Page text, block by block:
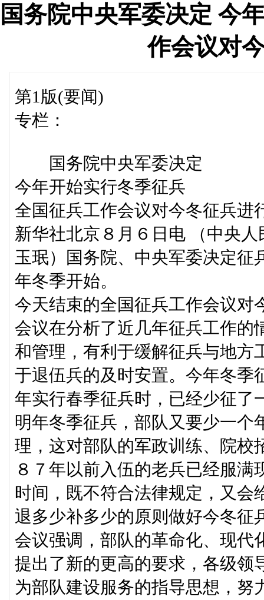
国务院中央军委决定 今
作会议对
第1版(要闻)
专栏：
国务院中央军委决定
今年开始实行冬季征兵
全国征兵工作会议对今冬征兵进
新华社北京８月６日电 （中央
玉珉）国务院、中央军委决定征
年冬季开始。
今天结束的全国征兵工作会议对
会议在分析了近几年征兵工作的
和管理，有利于缓解征兵与地方
于退伍兵的及时安置。今年冬季
年实行春季征兵时，已经少征了
明年冬季征兵，部队又要少一个
理，这对部队的军政训练、院校
８７年以前入伍的老兵已经服
时间，既不符合法律规定，又会
退多少补多少的原则做好今冬征
会议强调，部队的革命化、现代
提出了新的更高的要求，各级领
为部队建设服务的指导思想，努